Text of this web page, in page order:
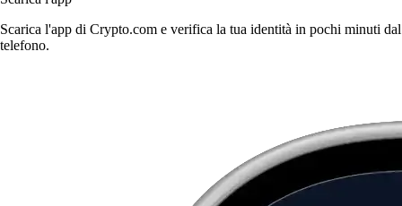
Scarica l'app di Crypto.com e verifica la tua identità in pochi minuti dal
telefono.